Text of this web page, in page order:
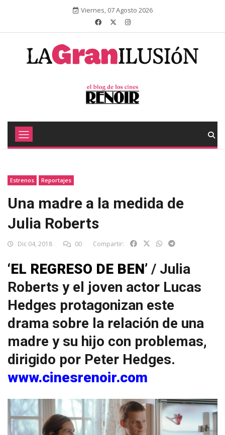
Viernes, 07 Agosto 2026
Estrenos Reportajes
Una madre a la medida de
Julia Roberts
Dic 04, 2018 00 Compartir:
‘EL REGRESO DE BEN’ / Julia
Roberts y el joven actor Lucas
Hedges protagonizan este
drama sobre la relación de una
madre y su hijo con problemas,
dirigido por Peter Hedges.
www.cinesrenoir.com